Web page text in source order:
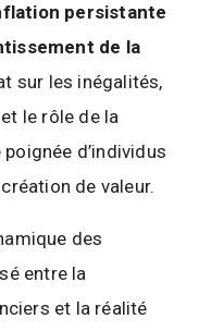
persistante
de la
sur les inégalités,
le rôle de la
d’individus
de valeur.
des
entre la
et la réalité